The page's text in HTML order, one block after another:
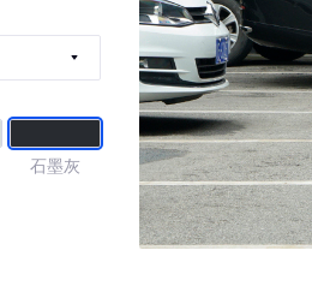
石墨灰